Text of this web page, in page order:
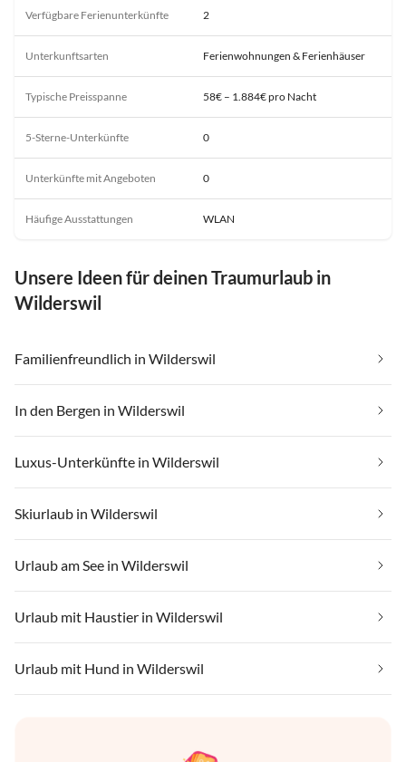
Verfügbare Ferienunterkünfte 2
Unterkunftsarten Ferienwohnungen & Ferienhäuser
Typische Preisspanne 58€ – 1.884€ pro Nacht
5-Sterne-Unterkünfte 0
Unterkünfte mit Angeboten 0
Häufige Ausstattungen WLAN
Unsere Ideen für deinen Traumurlaub in
Wilderswil
Familienfreundlich in Wilderswil
In den Bergen in Wilderswil
Luxus-Unterkünfte in Wilderswil
Skiurlaub in Wilderswil
Urlaub am See in Wilderswil
Urlaub mit Haustier in Wilderswil
Urlaub mit Hund in Wilderswil